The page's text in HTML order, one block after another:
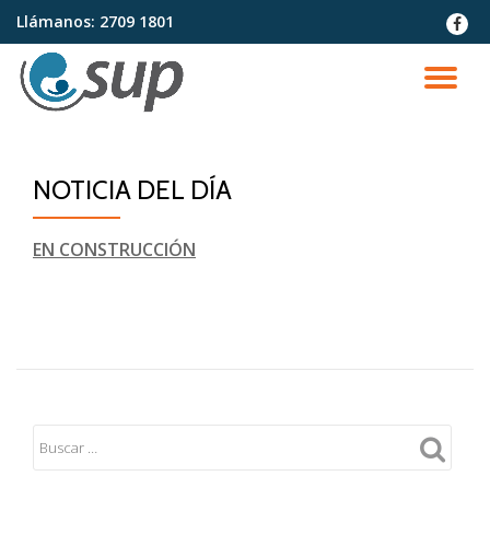
Saltar
contenido
Llámanos: 2709 1801
fa-
NOTICIA DEL DÍA
EN CONSTRUCCIÓN